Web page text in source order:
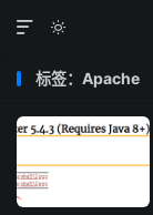


标签：Apache